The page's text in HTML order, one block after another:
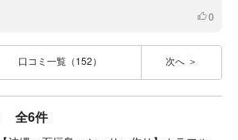
いいね
0
口コミ一覧（152） 次へ
全6件